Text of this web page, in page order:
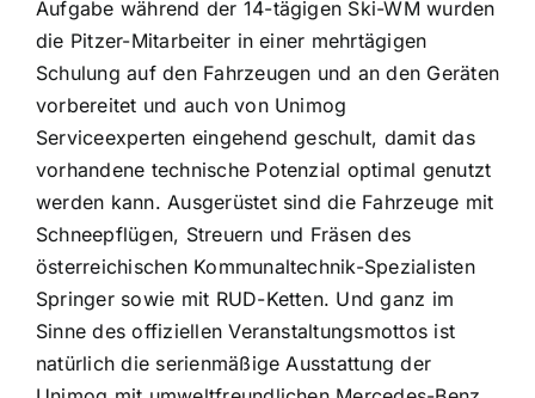
Aufgabe während der 14-tägigen Ski-WM wurden
die Pitzer-Mitarbeiter in einer mehrtägigen
Schulung auf den Fahrzeugen und an den Geräten
vorbereitet und auch von Unimog
Serviceexperten eingehend geschult, damit das
vorhandene technische Potenzial optimal genutzt
werden kann. Ausgerüstet sind die Fahrzeuge mit
Schneepflügen, Streuern und Fräsen des
österreichischen Kommunaltechnik-Spezialisten
Springer sowie mit RUD-Ketten. Und ganz im
Sinne des offiziellen Veranstaltungsmottos ist
natürlich die serienmäßige Ausstattung der